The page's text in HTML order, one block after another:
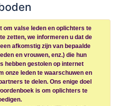
om valse leden en oplichters te
zetten, we informeren u dat de
afkomstig zijn van bepaalde
en vrouwen, enz.) die hun
hebben gestolen op internet
onze leden te waarschuwen en
te delen. Ons enige doel
is om oplichters te